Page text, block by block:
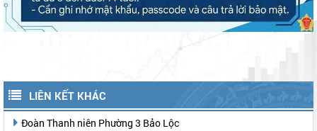
LIÊN KẾT KHÁC
Đoàn Thanh niên Phường 3 Bảo Lộc